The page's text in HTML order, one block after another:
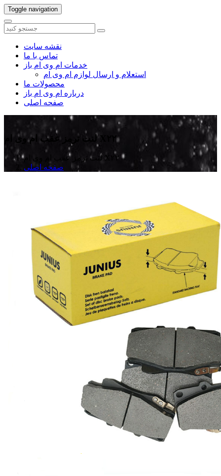
Toggle navigation
نقشه سایت
تماس با ما
خدمات ام وی ام باز
استعلام و ارسال لوازم ام وی ام
محصولات ما
درباره ام وی ام باز
صفحه اصلی
لنت ترمز عقب ام وی ام X۲۲
لنت ترمز عقب ام وی ام X۲۲
صفحه اصلی